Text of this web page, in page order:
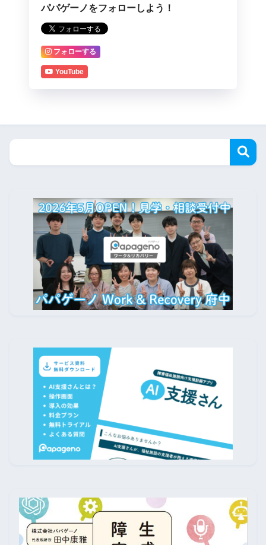
パパゲーノをフォローしよう！
フォローする
YouTube